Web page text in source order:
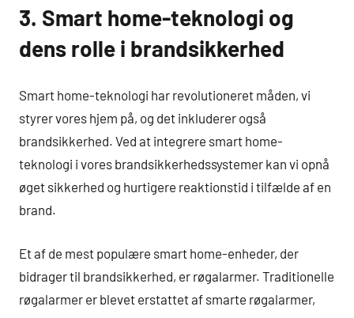
3. Smart home-teknologi og
dens rolle i brandsikkerhed
Smart home-teknologi har revolutioneret måden, vi
styrer vores hjem på, og det inkluderer også
brandsikkerhed. Ved at integrere smart home-
teknologi i vores brandsikkerhedssystemer kan vi opnå
øget sikkerhed og hurtigere reaktionstid i tilfælde af en
brand.
Et af de mest populære smart home-enheder, der
bidrager til brandsikkerhed, er røgalarmer. Traditionelle
røgalarmer er blevet erstattet af smarte røgalarmer,